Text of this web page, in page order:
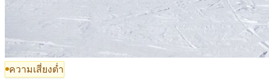
ความเสี่ยงต่ำ